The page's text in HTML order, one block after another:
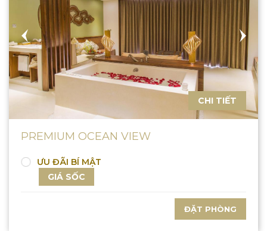
CHI TIẾT
PREMIUM OCEAN VIEW
ƯU ĐÃI BÍ MẬT
GIÁ SỐC
ĐẶT PHÒNG